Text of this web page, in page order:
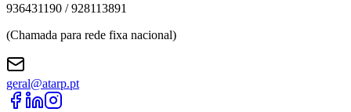
936431190 / 928113891
(Chamada para rede fixa nacional)
geral@atarp.pt